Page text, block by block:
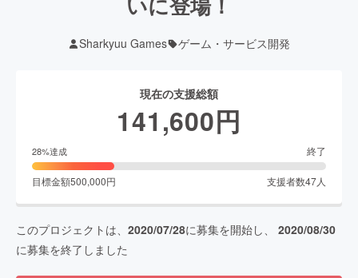
Sharkyuu Games ゲーム・サービス開発
現在の支援総額
141,600円
28%達成 終了
目標金額500,000円 支援者数47人
このプロジェクトは、 2020/07/28に募集を開始し、 2020/08/30
に募集を終了しました